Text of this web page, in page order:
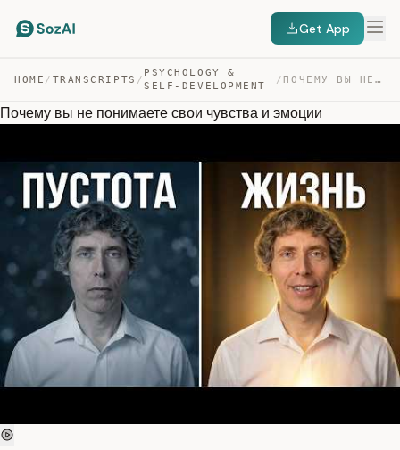
Get App
HOME / TRANSCRIPTS /
PSYCHOLOGY &
SELF-DEVELOPMENT
/ ПОЧЕМУ ВЫ НЕ ПОНИМАЕТЕ СВОИ ЧУВСТВА И ЭМОЦИИ — TRANSCRIPT
Почему вы не понимаете свои чувства и эмоции